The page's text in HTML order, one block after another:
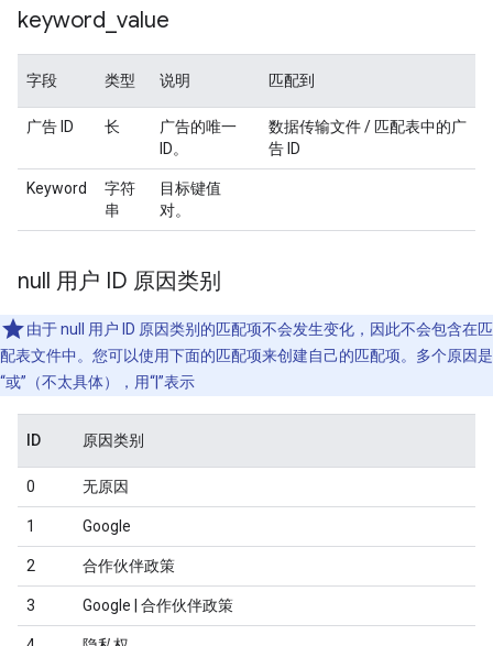
keyword value
字段 类型 说明 匹配到
广告 ID 长
广告的唯一
ID。
数据传输文件 / 匹配表中的广
告 ID
Keyword
字符
串
目标键值
对。
null 用户 ID 原因类别
由于 null 用户 ID 原因类别的匹配项不会发生变化，因此不会包含在匹
配表文件中。您可以使用下面的匹配项来创建自己的匹配项。多个原因是
“或”（不太具体），用“|”表示
ID 原因类别
0 无原因
1 Google
2 合作伙伴政策
3 Google | 合作伙伴政策